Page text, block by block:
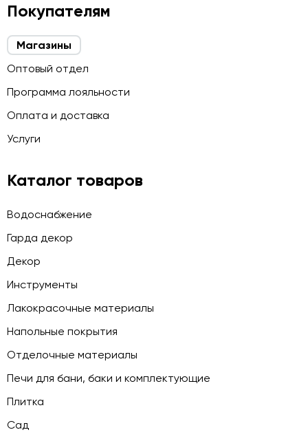
Покупателям
Магазины
Оптовый отдел
Программа лояльности
Оплата и доставка
Услуги
Каталог товаров
Водоснабжение
Гарда декор
Декор
Инструменты
Лакокрасочные материалы
Напольные покрытия
Отделочные материалы
Печи для бани, баки и комплектующие
Плитка
Сад